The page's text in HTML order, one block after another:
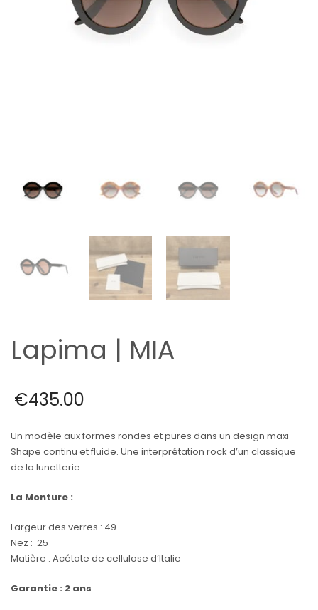
Lapima | MIA
€435.00
Un modèle aux formes rondes et pures dans un design maxi
Shape continu et fluide. Une interprétation rock d’un classique
de la lunetterie.
La Monture :
Largeur des verres : 49
Nez : 25
Matière : Acétate de cellulose d’Italie
Garantie : 2 ans